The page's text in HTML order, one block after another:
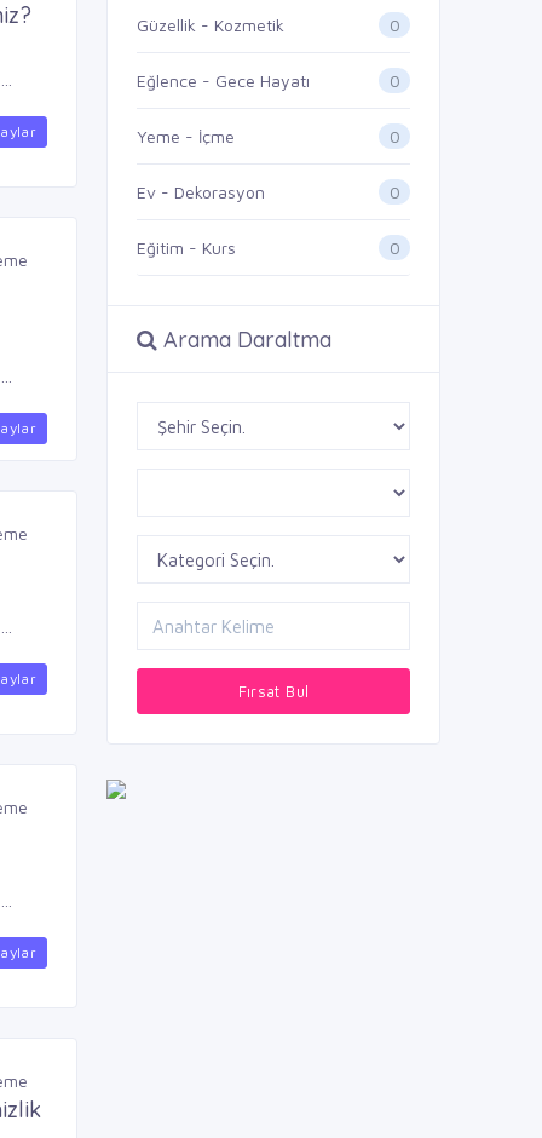
Güzellik - Kozmetik 0
Eğlence - Gece Hayatı 0
Yeme - İçme 0
Ev - Dekorasyon 0
Eğitim - Kurs 0
Arama Daraltma
Fırsat Bul